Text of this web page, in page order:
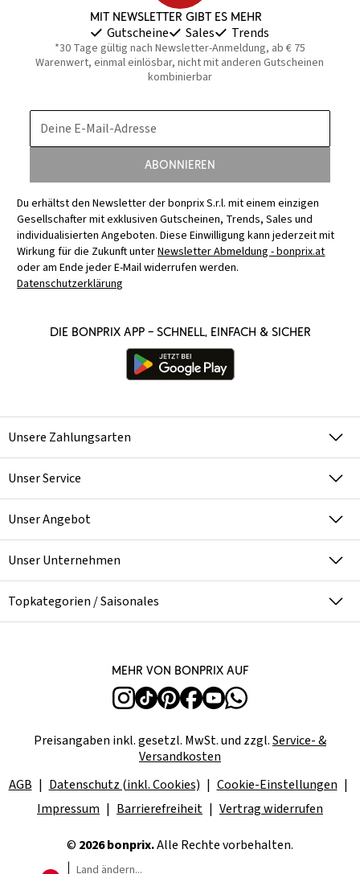
Mit Newsletter gibt es mehr
Gutscheine Sales Trends
*30 Tage gültig nach Newsletter-Anmeldung, ab € 75
Warenwert, einmal einlösbar, nicht mit anderen Gutscheinen
kombinierbar
Deine E-Mail-Adresse
Abonnieren
Du erhältst den Newsletter der bonprix S.r.l. mit einem einzigen
Gesellschafter mit exklusiven Gutscheinen, Trends, Sales und
individualisierten Angeboten. Diese Einwilligung kann jederzeit mit
Wirkung für die Zukunft unterNewsletter Abmeldung - bonprix.at
oder am Ende jeder E-Mail widerrufen werden.
Datenschutzerklärung
Die bonprix App – schnell, einfach & sicher
Unsere Zahlungsarten
Unser Service
Unser Angebot
Unser Unternehmen
Topkategorien / Saisonales
Mehr von bonprix auf
Preisangaben inkl. gesetzl. MwSt. und zzgl.Service- &
Versandkosten
AGB
Datenschutz (inkl. Cookies)
Cookie-Einstellungen
Impressum
Barrierefreiheit Vertrag widerrufen
© 2026 bonprix.Alle Rechte vorbehalten.
Land ändern...